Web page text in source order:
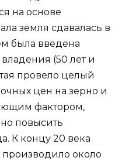
на основе
земля сдавалась в
была введена
(50 лет и
провело целый
цен на зерно и
фактором,
повысить
К концу 20 века
производило около